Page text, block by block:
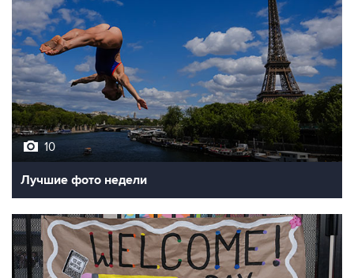
10
Лучшие фото недели